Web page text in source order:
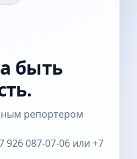
быть
репортером
087-07-06 или +7